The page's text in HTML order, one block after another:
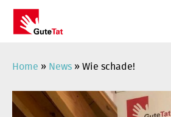
springen
Home » News » Wie schade!